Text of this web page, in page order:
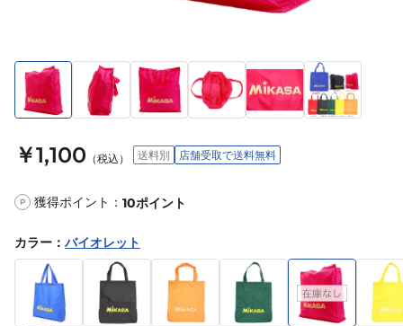
￥1,100 （税込） 送料別 店舗受取で送料無料
P 獲得ポイント： 10ポイント
カラー ： バイオレット